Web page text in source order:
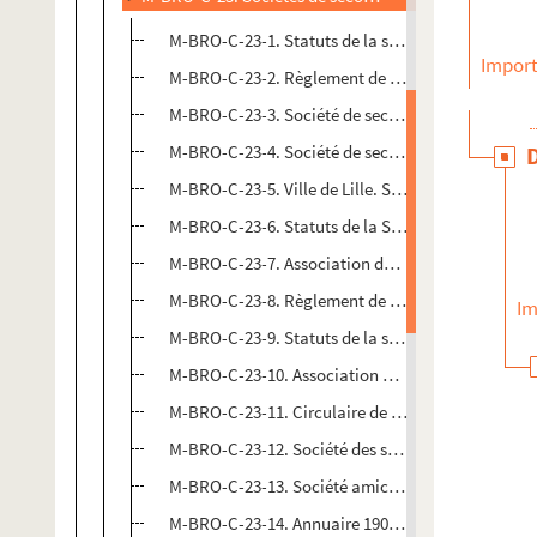
M-BRO-C-23-1. Statuts de la société de Secours
M-BRO-C-23-2. Règlement de la caisse des
M-BRO-C-23-3. Société de secours mutuels par
M-BRO-C-23-4. Société de secours mutuels des
M-BRO-C-23-5. Ville de Lille. Société de secours
M-BRO-C-23-6. Statuts de la Société de Secours
M-BRO-C-23-7. Association de prévoyance et de
M-BRO-C-23-8. Règlement de La Prévoyance,
M-BRO-C-23-9. Statuts de la société de secours
M-BRO-C-23-10. Association de prévoyance et
M-BRO-C-23-11. Circulaire de l'association des
M-BRO-C-23-12. Société des secours mutuels des
M-BRO-C-23-13. Société amicale des anciens
M-BRO-C-23-14. Annuaire 1903 de la société